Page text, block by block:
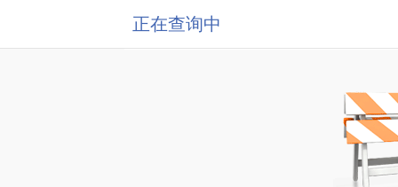
正在查询中